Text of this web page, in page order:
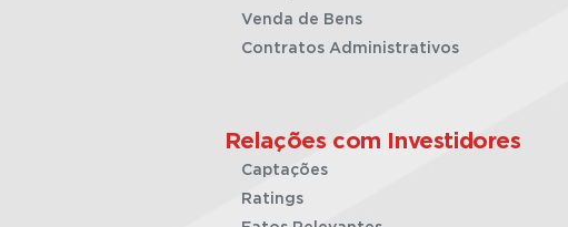
Venda de Bens
Contratos Administrativos
Relações com Investidores
Captações
Ratings